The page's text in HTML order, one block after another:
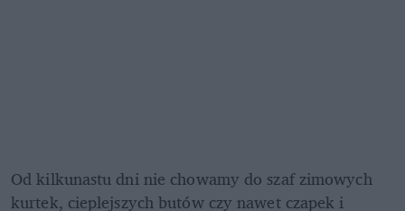
Od kilkunastu dni nie chowamy do szaf zimowych
kurtek, cieplejszych butów czy nawet czapek i